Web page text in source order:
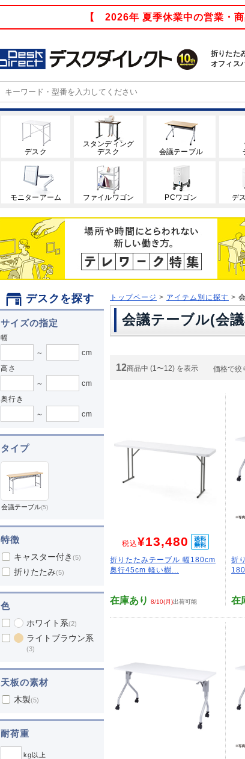
【 2026年 夏季休業中の営業・
折りたた
オフィス
デスク
スタンディング
デスク
会議テーブル
モニターアーム ファイルワゴン PCワゴン デ
デスクを探す
サイズの指定
幅
～
cm
高さ
～
cm
奥行き
～
cm
タイプ
会議テーブル(5)
特徴
キャスター付き (5)
折りたたみ(5)
色
ホワイト系(2)
ライトブラウン系
(3)
天板の素材
木製(5)
耐荷重
kg以上
トップページ > アイテム別に探す >
会議テーブル(会
12商品中 (1〜12) を表示 価格で絞
税込¥13,480
折りたたみテーブル 幅180cm
奥行45cm 軽い樹...
在庫あり 8/10(月)出荷可能
折
在